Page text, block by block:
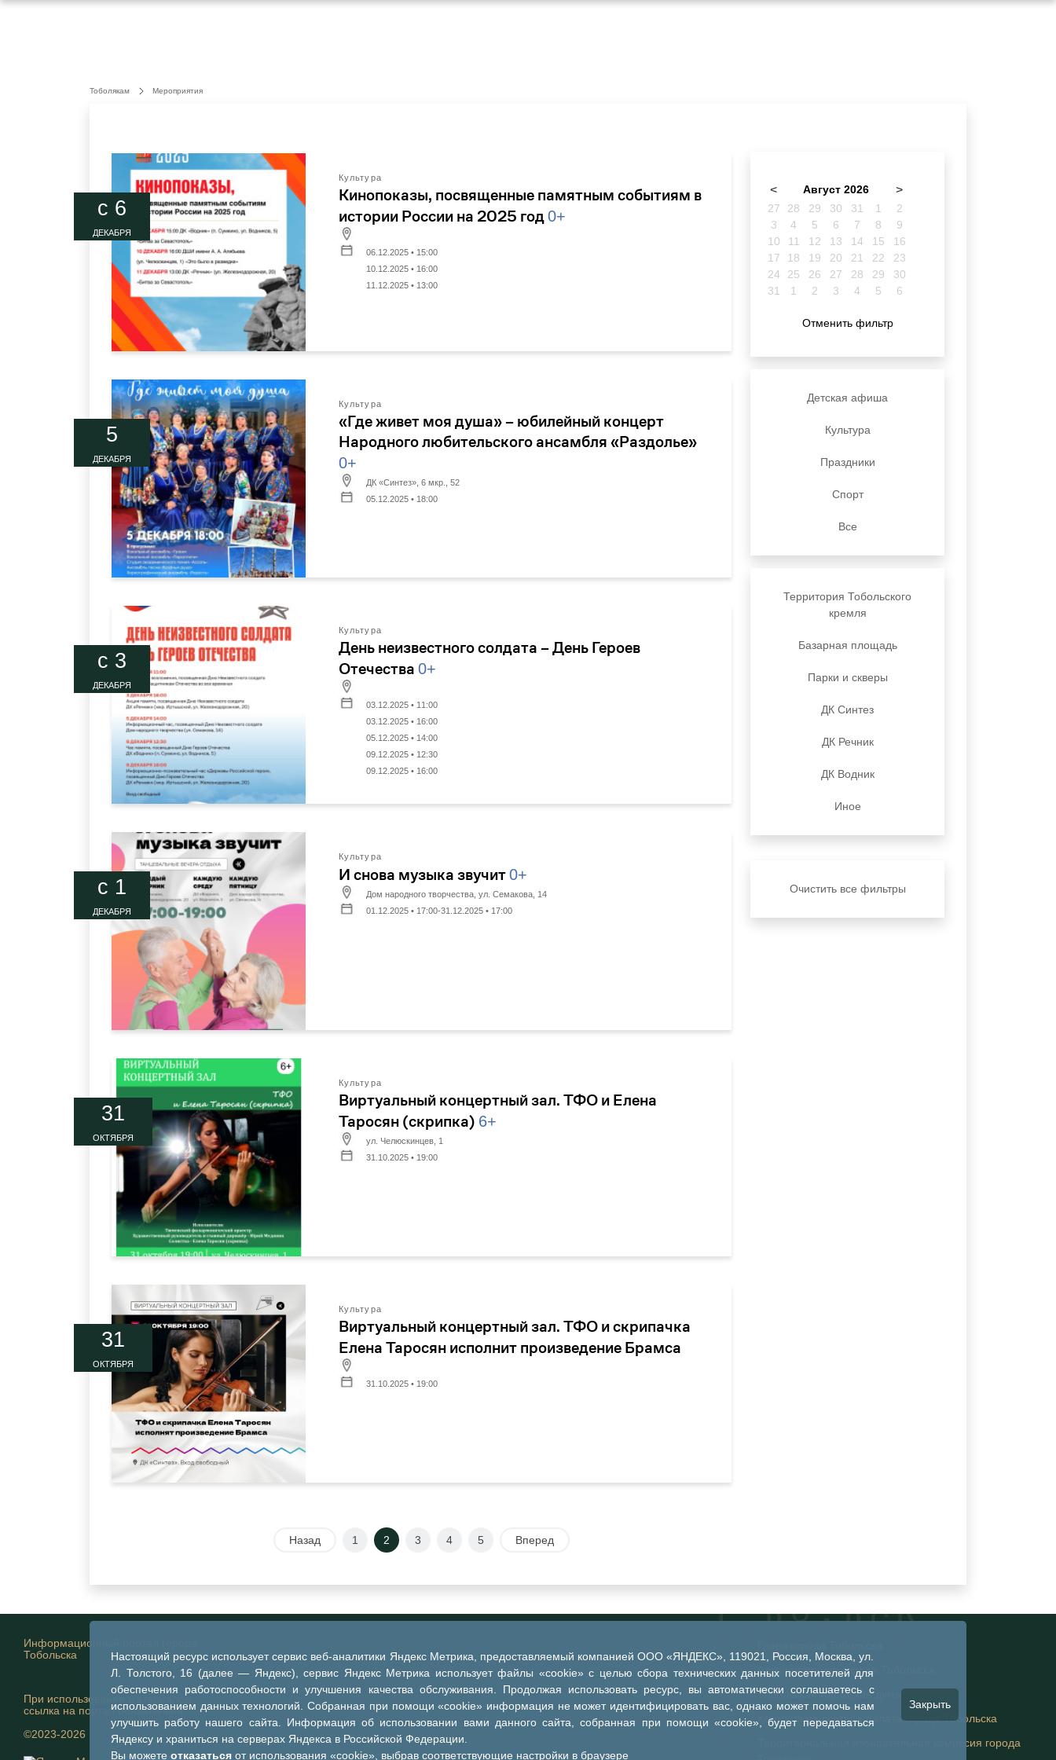
Настоящий ресурс использует сервис веб-аналитики Яндекс Метрика, предоставляемый компанией ООО «ЯНДЕКС», 119021, Россия, Москва, ул.
Л. Толстого, 16 (далее — Яндекс), сервис Яндекс Метрика использует файлы «cookie» с целью сбора технических данных посетителей для
обеспечения работоспособности и улучшения качества обслуживания. Продолжая использовать ресурс, вы автоматически соглашаетесь с
использованием данных технологий. Собранная при помощи «cookie» информация не может идентифицировать вас, однако может помочь нам
улучшить работу нашего сайта. Информация об использовании вами данного сайта, собранная при помощи «cookie», будет передаваться
Яндексу и храниться на серверах Яндекса в Российской Федерации.
Вы можете отказаться от использования «cookie», выбрав соответствующие настройки в браузере
Закрыть
Тоболякам Мероприятия
c 6
ДЕКАБРЯ
Культура
Кинопоказы, посвященные памятным событиям в
истории России на 2025 год0+
06.12.2025 • 15:00
10.12.2025 • 16:00
11.12.2025 • 13:00
5
ДЕКАБРЯ
Культура
«Где живет моя душа» – юбилейный концерт
Народного любительского ансамбля «Раздолье»
0+
ДК «Синтез», 6 мкр., 52
05.12.2025 • 18:00
c 3
ДЕКАБРЯ
Культура
День неизвестного солдата – День Героев
Отечества 0+
03.12.2025 • 11:00
03.12.2025 • 16:00
05.12.2025 • 14:00
09.12.2025 • 12:30
09.12.2025 • 16:00
c 1
ДЕКАБРЯ
Культура
И снова музыка звучит0+
Дом народного творчества, ул. Семакова, 14
01.12.2025 • 17:00-31.12.2025 • 17:00
31
ОКТЯБРЯ
Культура
Виртуальный концертный зал. ТФО и Елена
Таросян (скрипка) 6+
ул. Челюскинцев, 1
31.10.2025 • 19:00
31
ОКТЯБРЯ
Культура
Виртуальный концертный зал. ТФО и скрипачка
Елена Таросян исполнит произведение Брамса
31.10.2025 • 19:00
Назад 1 2 3 4 5 Вперед
< Август 2026 >
27 28 29 30 31 1
2
3
4 5 6 7 8
9
10
11 12 13 14 15
16
17
18 19 20 21 22
23
24
25 26 27 28 29
30
31
1 2 3 4 5 6
Отменить фильтр
Детская афиша
Культура
Праздники
Спорт
Все
Территория Тобольского
кремля
Базарная площадь
Парки и скверы
ДК Синтез
ДК Речник
ДК Водник
Иное
Очистить все фильтры
Информационный портал города
Тобольска
При использовании материалов
ссылка на портал обязательна
©2023-2026
Администрация города Тобольска
Тобольская городская дума
Контрольно-счетная палата города Тобольска
Территориальная избирательная комиссия города